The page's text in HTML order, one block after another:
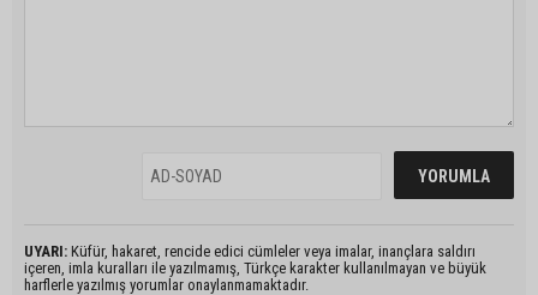
UYARI: Küfür, hakaret, rencide edici cümleler veya imalar, inançlara saldırı
içeren, imla kuralları ile yazılmamış, Türkçe karakter kullanılmayan ve büyük
harflerle yazılmış yorumlar onaylanmamaktadır.